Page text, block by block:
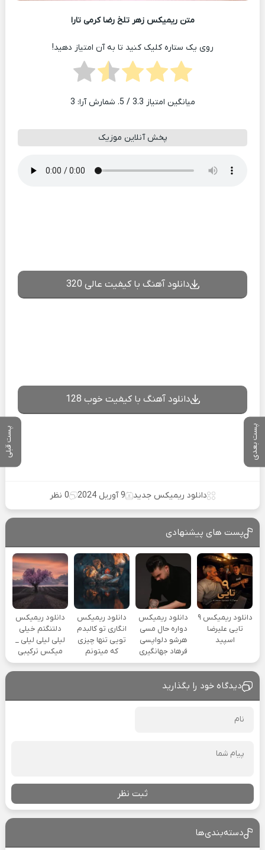
پست بعدی پست قبلی
متن ریمیکس زهر تلخ رضا کرمی تارا
روی یک ستاره کلیک کنید تا به آن امتیاز دهید!
میانگین امتیاز 3.3 / 5. شمارش آرا: 3
پخش آنلاین موزیک
دانلود آهنگ با کیفیت عالی 320
دانلود آهنگ با کیفیت خوب 128
دانلود ریمیکس جدید 9 آوریل 2024 0 نظر
پست های پیشنهادی
دانلود ریمیکس ۹
تایی علیرضا
اسپید
دانلود ریمیکس
دواره حال مسی
هرشو دلواپسی
فرهاد جهانگیری
دانلود ریمیکس
انگاری تو کالبدم
تویی تنها چیزی
که میتونم
دانلود ریمیکس
دلتنگتم خیلی
لیلی لیلی لیلی _
میکس ترکیبی
دیدگاه خود را بگذارید
ثبت نظر
دسته‌بندی‌ها